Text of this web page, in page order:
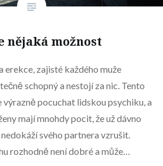
nějaká možnost
erekce, zajisté každého muže
schopný a nestojí za nic. Tento
pocuchat lidskou psychiku, a
mají mnohdy pocit, že už dávno
svého partnera vzrušit.
rozhodně není dobré a může…